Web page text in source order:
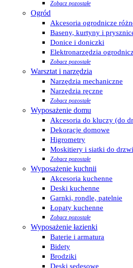
Zobacz pozostałe
Ogród
Akcesoria ogrodnicze
Baseny, kurtyny i
Donice i doniczki
Elektronarzędzia
Zobacz pozostałe
Warsztat i narzędzia
Narzędzia mechaniczne
Narzędzia ręczne
Zobacz pozostałe
Wyposażenie domu
Akcesoria do kluczy (do
Dekoracje domowe
Higrometry
Moskitiery i siatki do
Zobacz pozostałe
Wyposażenie kuchnii
Akcesoria kuchenne
Deski kuchenne
Garnki, rondle, patelnie
Łopaty kuchenne
Zobacz pozostałe
Wyposażenie łazienki
Baterie i armatura
Bidety
Brodziki
Deski sedesowe